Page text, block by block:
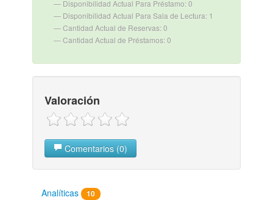
Disponibilidad Actual Para Préstamo: 0
Disponibilidad Actual Para Sala de Lectura: 1
Cantidad Actual de Reservas: 0
Cantidad Actual de Préstamos: 0
Valoración
Comentarios (0)
Analíticas 10